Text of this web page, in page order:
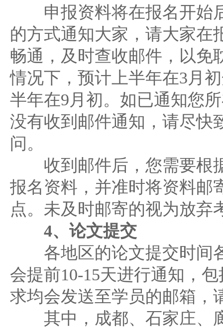
申报资料将在报名开始
的方式通知大家，请大家在
畅通，及时查收邮件，以免
情况下，预计上半年在3月
半年在9月初。如已通知您
没有收到邮件通知，请尽快
问。
收到邮件后，您需要根
报名资料，并准时将资料邮
点。未及时邮寄的视为放弃
4、论文提交
各地区的论文提交时间
会提前10-15天进行通知，
求均会发送至学员的邮箱，
其中，成都、石家庄、